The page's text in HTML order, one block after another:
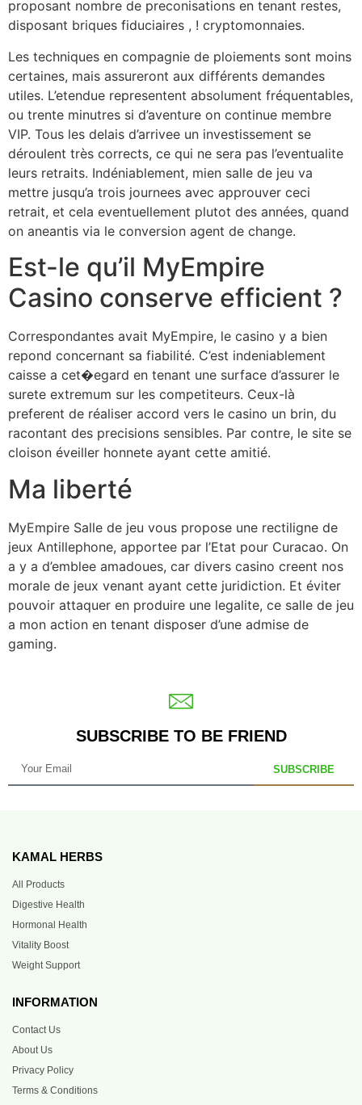
proposant nombre de preconisations en tenant restes,
disposant briques fiduciaires , ! cryptomonnaies.
Les techniques en compagnie de ploiements sont moins
certaines, mais assureront aux différents demandes
utiles. L’etendue representent absolument fréquentables,
ou trente minutres si d’aventure on continue membre
VIP. Tous les delais d’arrivee un investissement se
déroulent très corrects, ce qui ne sera pas l’eventualite
leurs retraits. Indéniablement, mien salle de jeu va
mettre jusqu’a trois journees avec approuver ceci
retrait, et cela eventuellement plutot des années, quand
on aneantis via le conversion agent de change.
Est-le qu’il MyEmpire
Casino conserve efficient ?
Correspondantes avait MyEmpire, le casino y a bien
repond concernant sa fiabilité. C’est indeniablement
caisse a cet�egard en tenant une surface d’assurer le
surete extremum sur les competiteurs. Ceux-là
preferent de réaliser accord vers le casino un brin, du
racontant des precisions sensibles. Par contre, le site se
cloison éveiller honnete ayant cette amitié.
Ma liberté
MyEmpire Salle de jeu vous propose une rectiligne de
jeux Antillephone, apportee par l’Etat pour Curacao. On
a y a d’emblee amadoues, car divers casino creent nos
morale de jeux venant ayant cette juridiction. Et éviter
pouvoir attaquer en produire une legalite, ce salle de jeu
a mon action en tenant disposer d’une admise de
gaming.
SUBSCRIBE TO BE FRIEND
SUBSCRIBE
KAMAL HERBS
All Products
Digestive Health
Hormonal Health
Vitality Boost
Weight Support
INFORMATION
Contact Us
About Us
Privacy Policy
Terms & Conditions